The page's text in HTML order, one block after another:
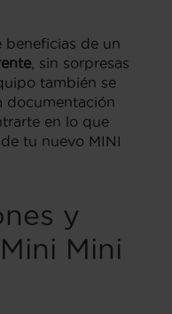
beneficias de un
, sin sorpresas
también se
documentación
en lo que
tu nuevo MINI
y
Mini